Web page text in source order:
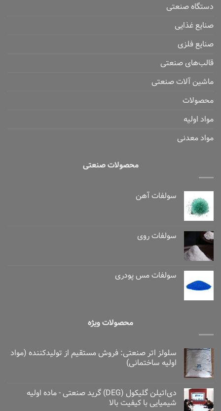
دستگاه صنعتی
صنایع غذایی
صنایع فلزی
قالب‌های صنعتی
ماشین آلات صنعتی
محصولات
مواد اولیه
مواد معدنی
محصولات صنعتی
سولفات آهن
سولفات روی
سولفات مس پودری
محصولات ویژه
سلولز اتر صنعتی: فروش مستقیم از تولیدکننده (مواد
اولیه ساختمانی)
دی‌اتیلن گلیکول (DEG) گرید صنعتی - ماده اولیه
شیمیایی با کیفیت بالا